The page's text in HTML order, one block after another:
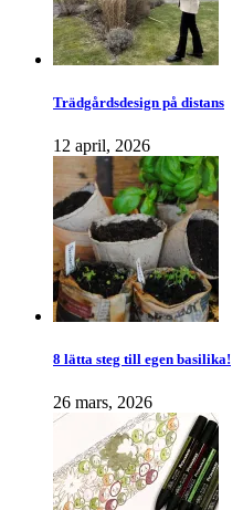
Trädgårdsdesign på distans
12 april, 2026
8 lätta steg till egen basilika!
26 mars, 2026